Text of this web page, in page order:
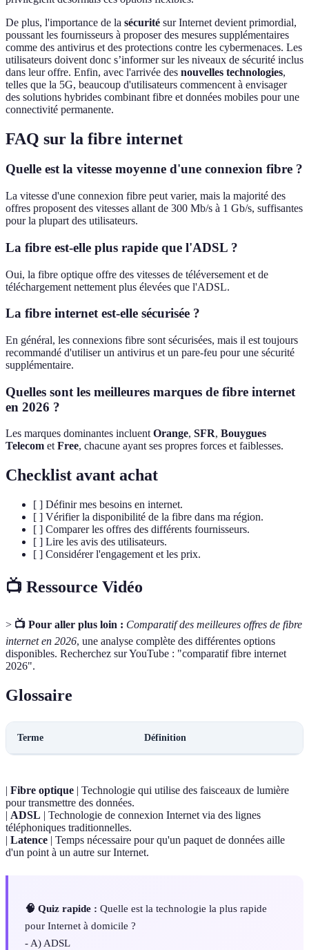
De plus, l'importance de la sécurité sur Internet devient primordial,
poussant les fournisseurs à proposer des mesures supplémentaires
comme des antivirus et des protections contre les cybermenaces. Les
utilisateurs doivent donc s’informer sur les niveaux de sécurité inclus
dans leur offre. Enfin, avec l'arrivée des nouvelles technologies,
telles que la 5G, beaucoup d'utilisateurs commencent à envisager
des solutions hybrides combinant fibre et données mobiles pour une
connectivité permanente.
FAQ sur la fibre internet
Quelle est la vitesse moyenne d'une connexion fibre ?
La vitesse d'une connexion fibre peut varier, mais la majorité des
offres proposent des vitesses allant de 300 Mb/s à 1 Gb/s, suffisantes
pour la plupart des utilisateurs.
La fibre est-elle plus rapide que l'ADSL ?
Oui, la fibre optique offre des vitesses de téléversement et de
téléchargement nettement plus élevées que l'ADSL.
La fibre internet est-elle sécurisée ?
En général, les connexions fibre sont sécurisées, mais il est toujours
recommandé d'utiliser un antivirus et un pare-feu pour une sécurité
supplémentaire.
Quelles sont les meilleures marques de fibre internet
en 2026 ?
Les marques dominantes incluentOrange, SFR, Bouygues
Telecom etFree, chacune ayant ses propres forces et faiblesses.
Checklist avant achat
[ ] Définir mes besoins en internet.
[ ] Vérifier la disponibilité de la fibre dans ma région.
[ ] Comparer les offres des différents fournisseurs.
[ ] Lire les avis des utilisateurs.
[ ] Considérer l'engagement et les prix.
📺 Ressource Vidéo
> 📺 Pour aller plus loin : Comparatif des meilleures offres de fibre
internet en 2026, une analyse complète des différentes options
disponibles. Recherchez sur YouTube : "comparatif fibre internet
2026".
Glossaire
Terme Définition
| Fibre optique | Technologie qui utilise des faisceaux de lumière
pour transmettre des données.
| ADSL | Technologie de connexion Internet via des lignes
téléphoniques traditionnelles.
| Latence | Temps nécessaire pour qu'un paquet de données aille
d'un point à un autre sur Internet.
🧠 Quiz rapide : Quelle est la technologie la plus rapide
pour Internet à domicile ?
- A) ADSL